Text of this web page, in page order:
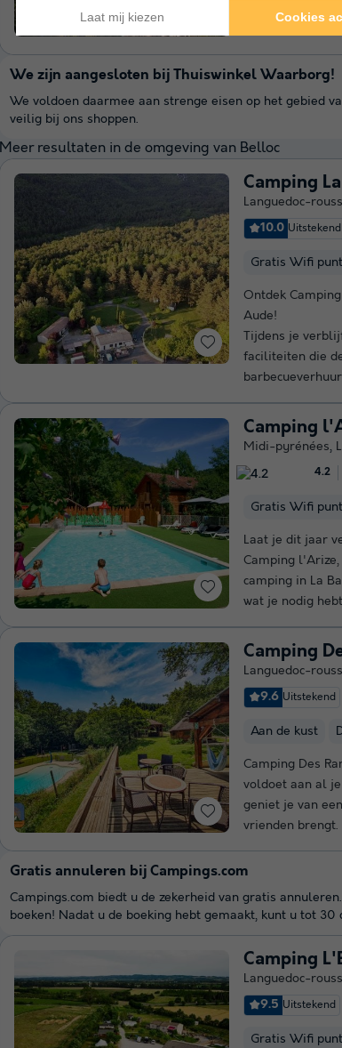
prachtige
gezellige
Meer resultaten in de omgeving van Belloc
Camping
Languedoc-
10.0 Uitstekend
Gratis Wifi punt
Ontdek
Aude!
Tijdens je
faciliteiten die
Camping
Midi-pyrénées,
4.2
Gratis Wifi punt
Laat je dit jaar
Camping
camping in La
wat je nodig
Camping
Languedoc-
9.6 Uitstekend
Aan de kust
Camping Des
voldoet aan al
geniet je van
vrienden brengt.
Camping
Languedoc-
9.5 Uitstekend
Gratis Wifi punt
We zijn aangesloten bij Thuiswinkel Waarborg!
We voldoen daarmee aan strenge eisen op het gebied
veilig bij ons shoppen.
Gratis annuleren bij Campings.com
Campings.com biedt u de zekerheid van gratis
boeken! Nadat u de boeking hebt gemaakt, kunt u tot